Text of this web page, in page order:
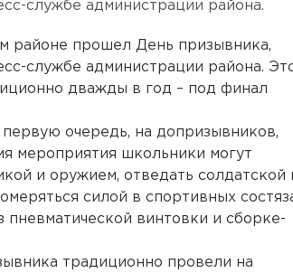
службе администрации района.
районе прошел День призывника,
службе администрации района.
дважды в год – под финал
очередь, на допризывников,
мероприятия школьники могут
и оружием, отведать солдатской
силой в спортивных
пневматической винтовки и сборке-
традиционно провели на